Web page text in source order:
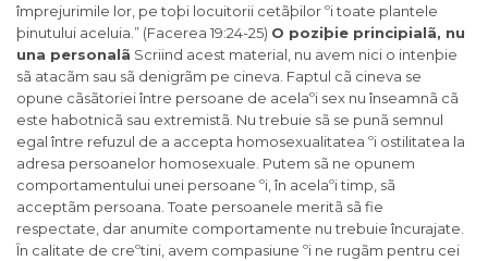
împrejurimile lor, pe toþi locuitorii cetãþilor ºi toate plantele
þinutului aceluia.” (Facerea 19:24-25) O poziþie principialã, nu
una personalã Scriind acest material, nu avem nici o intenþie
sã atacãm sau sã denigrãm pe cineva. Faptul cã cineva se
opune cãsãtoriei între persoane de acelaºi sex nu înseamnã cã
este habotnicã sau extremistã. Nu trebuie sã se punã semnul
egal între refuzul de a accepta homosexualitatea ºi ostilitatea la
adresa persoanelor homosexuale. Putem sã ne opunem
comportamentului unei persoane ºi, în acelaºi timp, sã
acceptãm persoana. Toate persoanele meritã sã fie
respectate, dar anumite comportamente nu trebuie încurajate.
În calitate de creºtini, avem compasiune ºi ne rugãm pentru cei